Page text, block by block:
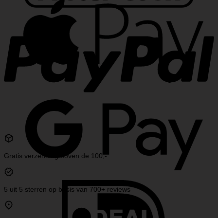
Gratis verzending boven de 100,-
5 uit 5 sterren op basis van 700+ reviews